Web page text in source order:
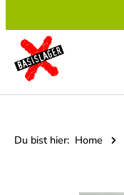
Du bist hier: Home